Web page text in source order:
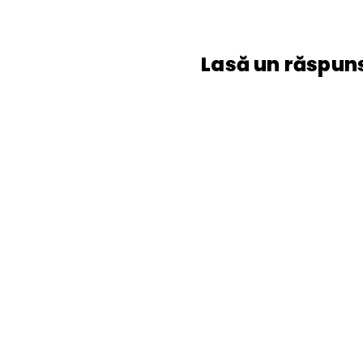
Lasă un